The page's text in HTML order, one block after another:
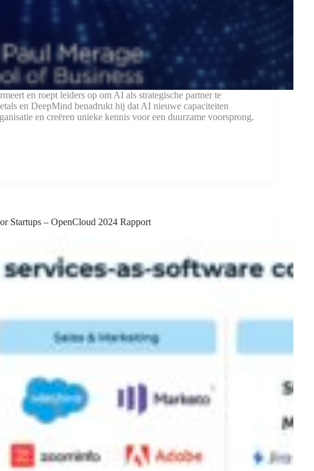
en roept leiders op om AI als strategische partner te
en DeepMind benadrukt hij dat AI nieuwe capaciteiten
en creëren unieke kennis voor een duurzame voorsprong.
Startups – OpenCloud 2024 Rapport